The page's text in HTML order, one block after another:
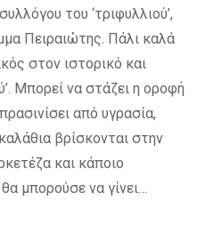
του ‘τριφυλλιού’,
Πειραιώτης. Πάλι καλά
στον ιστορικό και
Μπορεί να στάζει η οροφή
από υγρασία,
βρίσκονται στην
και κάποιο
μπορούσε να γίνει…